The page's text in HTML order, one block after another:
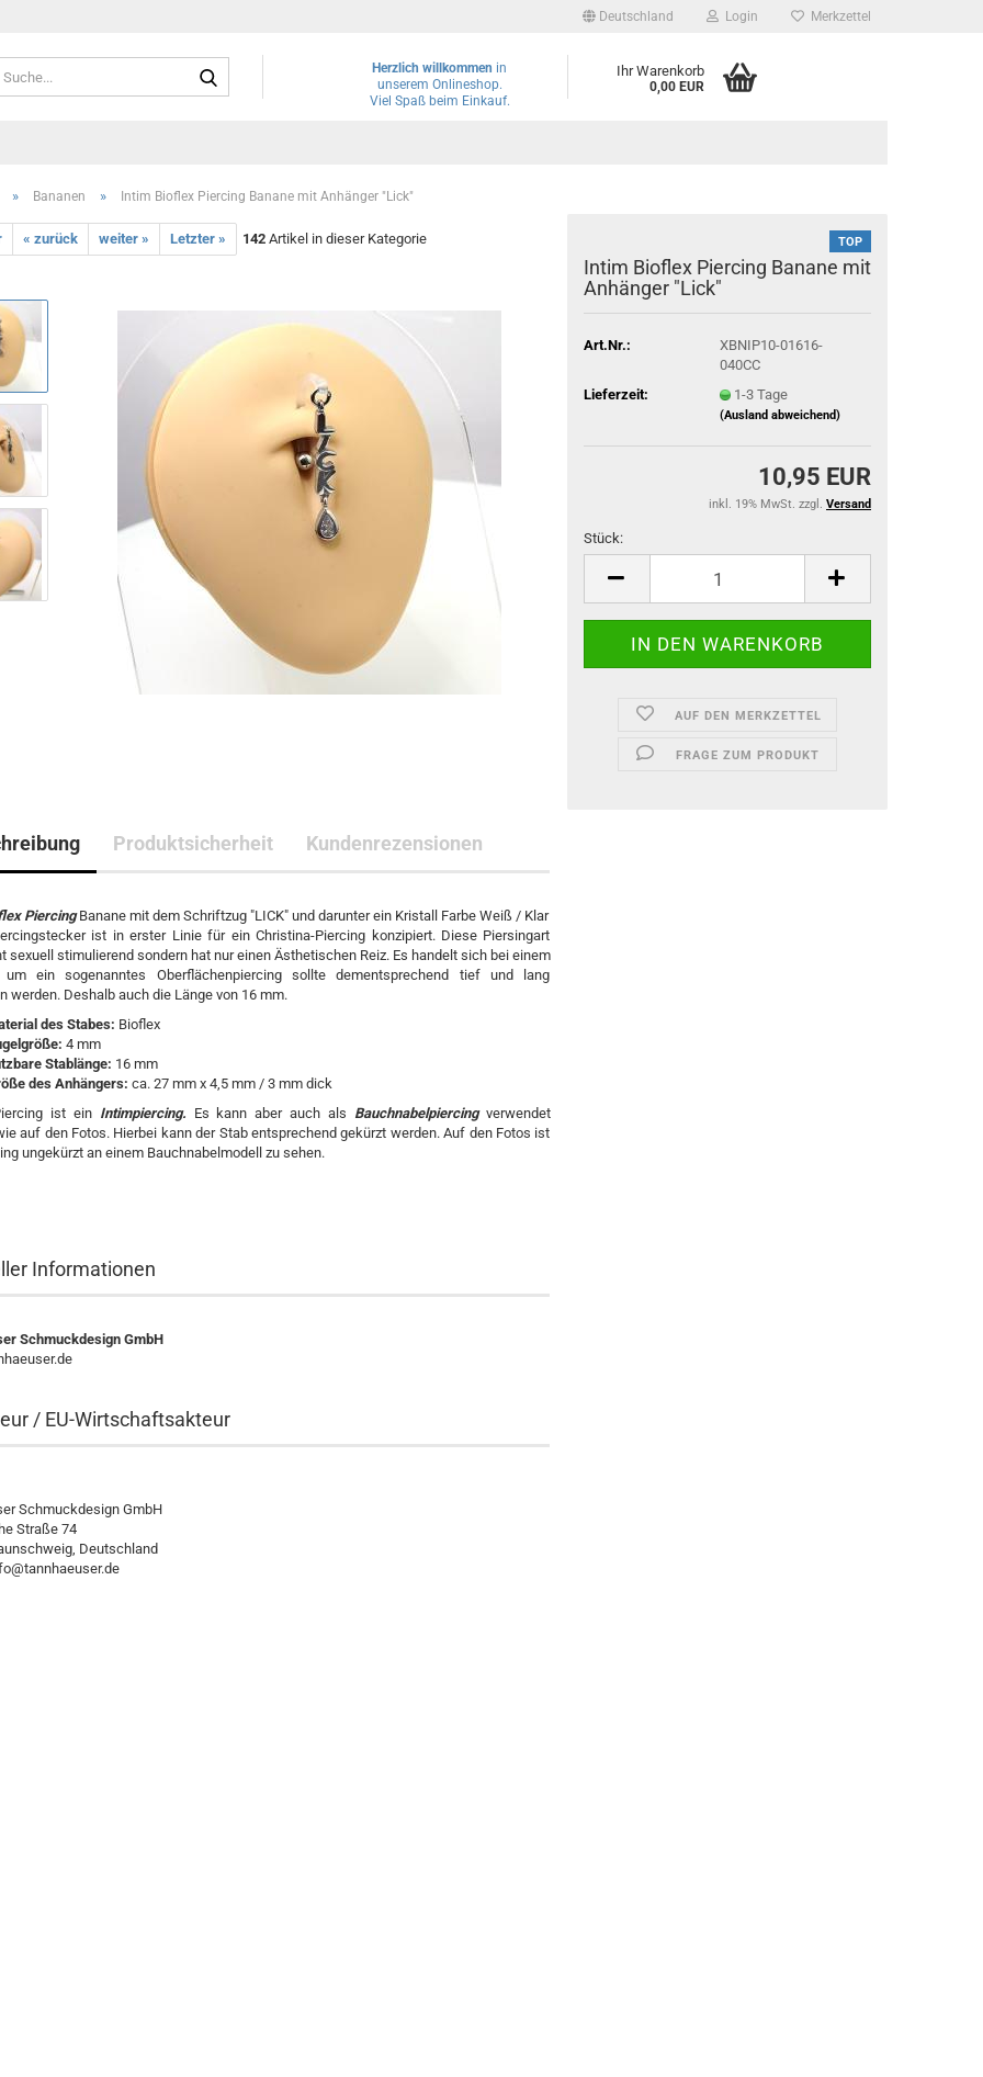
Deutschland Login Merkzettel
Herzlich willkommen in
unserem Onlineshop.
Viel Spaß beim Einkauf.
Ihr Warenkorb
0,00 EUR
» Bananen » Intim Bioflex Piercing Banane mit Anhänger "Lick"
« zurück weiter » Letzter » 142Artikel in dieser Kategorie TOP
Intim Bioflex Piercing Banane mit
Anhänger "Lick"
Art.Nr.:
XBNIP10-01616-
040CC
Lieferzeit:
1-3 Tage
(Ausland abweichend)
10,95 EUR
inkl. 19% MwSt. zzgl. Versand
Stück:
Stück
AUF DEN MERKZETTEL
FRAGE ZUM PRODUKT
Produktsicherheit Kundenrezensionen
PiercingBanane mit dem Schriftzug "LICK" und darunter ein Kristall Farbe Weiß / Klar
ist in erster Linie für ein Christina-Piercing konzipiert. Diese Piersingart
sexuell stimulierend sondern hat nur einen Ästhetischen Reiz. Es handelt sich bei einem
um ein sogenanntes Oberflächenpiercing sollte dementsprechend tief und lang
werden. Deshalb auch die Länge von 16 mm.
des Stabes: Bioflex
4 mm
Stablänge: 16 mm
des Anhängers: ca. 27 mm x 4,5 mm / 3 mm dick
ist ein Intimpiercing. Es kann aber auch als Bauchnabelpiercing verwendet
auf den Fotos. Hierbei kann der Stab entsprechend gekürzt werden. Auf den Fotos ist
ungekürzt an einem Bauchnabelmodell zu sehen.
Informationen
Schmuckdesign GmbH
/ EU-Wirtschaftsakteur
Schmuckdesign GmbH
Straße 74
Deutschland